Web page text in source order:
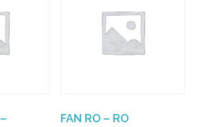
FAN RO – RO